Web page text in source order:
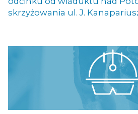
skrzyżowania ul. J.